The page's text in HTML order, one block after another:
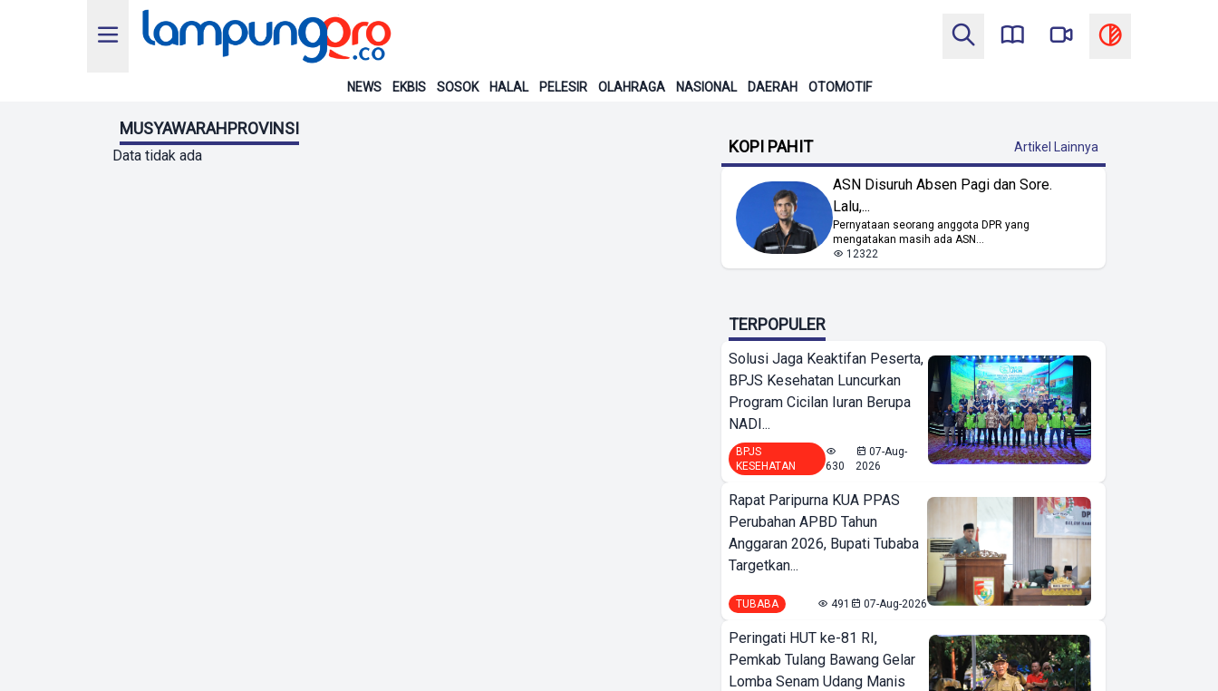
NEWS EKBIS SOSOK HALAL PELESIR OLAHRAGA NASIONAL DAERAH OTOMOTIF
MUSYAWARAHPROVINSI
Data tidak ada KOPI PAHIT Artikel Lainnya
ASN Disuruh Absen Pagi dan Sore.
Lalu,...
Pernyataan seorang anggota DPR yang
mengatakan masih ada ASN...
12322
TERPOPULER
Solusi Jaga Keaktifan Peserta,
BPJS Kesehatan Luncurkan
Program Cicilan Iuran Berupa
NADI...
BPJS
KESEHATAN
630
07-Aug-
2026
Rapat Paripurna KUA PPAS
Perubahan APBD Tahun
Anggaran 2026, Bupati Tubaba
Targetkan...
TUBABA 491 07-Aug-2026
Peringati HUT ke-81 RI,
Pemkab Tulang Bawang Gelar
Lomba Senam Udang Manis